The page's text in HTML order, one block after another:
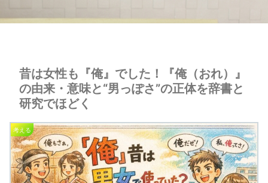
昔は女性も『俺』でした！『俺（おれ）』
の由来・意味と“男っぽさ”の正体を辞書と
研究でほどく
考える